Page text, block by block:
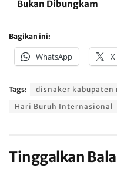
Bukan Dibungkam
Bagikan ini:
WhatsApp X
Tags:
disnaker kabupaten
Hari Buruh Internasional
Tinggalkan